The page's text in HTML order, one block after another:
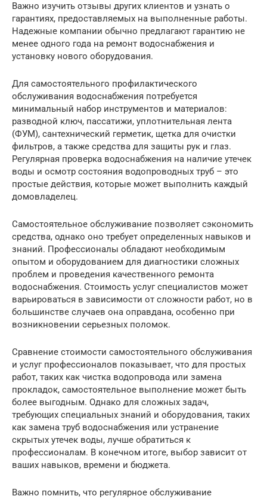
Важно изучить отзывы других клиентов и узнать о
гарантиях, предоставляемых на выполненные работы.
Надежные компании обычно предлагают гарантию не
менее одного года на ремонт водоснабжения и
установку нового оборудования.
Для самостоятельного профилактического
обслуживания водоснабжения потребуется
минимальный набор инструментов и материалов:
разводной ключ, пассатижи, уплотнительная лента
(ФУМ), сантехнический герметик, щетка для очистки
фильтров, а также средства для защиты рук и глаз.
Регулярная проверка водоснабжения на наличие утечек
воды и осмотр состояния водопроводных труб – это
простые действия, которые может выполнить каждый
домовладелец.
Самостоятельное обслуживание позволяет сэкономить
средства, однако оно требует определенных навыков и
знаний. Профессионалы обладают необходимым
опытом и оборудованием для диагностики сложных
проблем и проведения качественного ремонта
водоснабжения. Стоимость услуг специалистов может
варьироваться в зависимости от сложности работ, но в
большинстве случаев она оправдана, особенно при
возникновении серьезных поломок.
Сравнение стоимости самостоятельного обслуживания
и услуг профессионалов показывает, что для простых
работ, таких как чистка водопровода или замена
прокладок, самостоятельное выполнение может быть
более выгодным. Однако для сложных задач,
требующих специальных знаний и оборудования, таких
как замена труб водоснабжения или устранение
скрытых утечек воды, лучше обратиться к
профессионалам. В конечном итоге, выбор зависит от
ваших навыков, времени и бюджета.
Важно помнить, что регулярное обслуживание